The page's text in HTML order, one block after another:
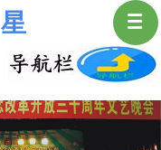
校 园 星
，开“启”大未来